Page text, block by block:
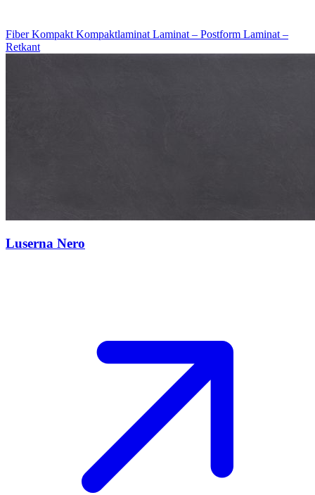
Fiber Kompakt Kompaktlaminat Laminat – Postform Laminat –
Retkant
Luserna Nero